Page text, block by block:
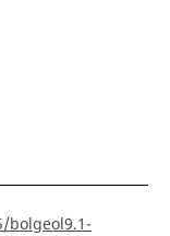
bolgeol9.1-